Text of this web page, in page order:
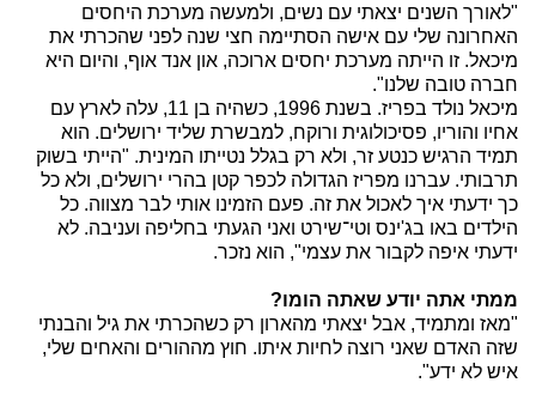
"לאורך השנים יצאתי עם נשים, ולמעשה מערכת היחסים
האחרונה שלי עם אישה הסתיימה חצי שנה לפני שהכרתי את
מיכאל. זו הייתה מערכת יחסים ארוכה, און אנד אוף, והיום היא
חברה טובה שלנו".
מיכאל נולד בפריז. בשנת 1996, כשהיה בן 11, עלה לארץ עם
אחיו והוריו, פסיכולוגית ורוקח, למבשרת שליד ירושלים. הוא
תמיד הרגיש כנטע זר, ולא רק בגלל נטייתו המינית. "הייתי בשוק
תרבותי. עברנו מפריז הגדולה לכפר קטן בהרי ירושלים, ולא כל
כך ידעתי איך לאכול את זה. פעם הזמינו אותי לבר מצווה. כל
הילדים באו בג'ינס וטי־שירט ואני הגעתי בחליפה ועניבה. לא
ידעתי איפה לקבור את עצמי", הוא נזכר.
ממתי אתה יודע שאתה הומו?
"מאז ומתמיד, אבל יצאתי מהארון רק כשהכרתי את גיל והבנתי
שזה האדם שאני רוצה לחיות איתו. חוץ מההורים והאחים שלי,
איש לא ידע".